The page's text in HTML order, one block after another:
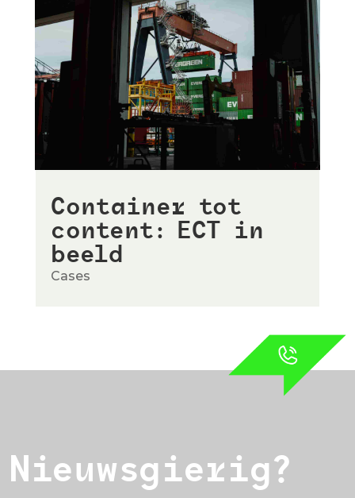
Container tot
content: ECT in
beeld
Cases
Nieuwsgierig?